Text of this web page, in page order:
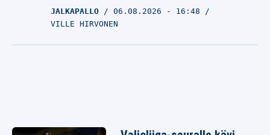
JALKAPALLO 06.08.2026 - 16:48
VILLE HIRVONEN